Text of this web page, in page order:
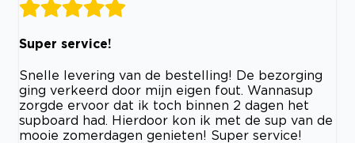
Super service!
Snelle levering van de bestelling! De bezorging
ging verkeerd door mijn eigen fout. Wannasup
zorgde ervoor dat ik toch binnen 2 dagen het
supboard had. Hierdoor kon ik met de sup van de
mooie zomerdagen genieten! Super service!